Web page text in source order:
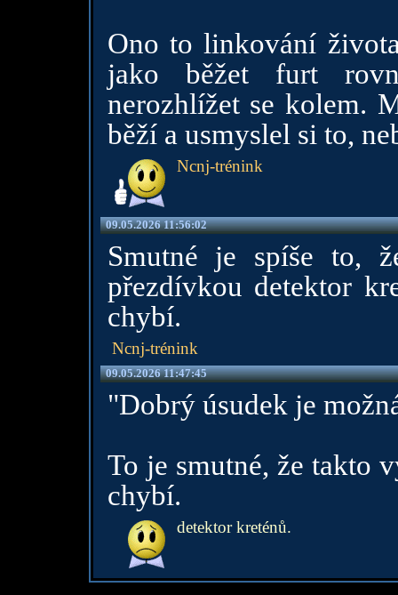
Ono to linkování
jako běžet furt
nerozhlížet se kolem.
běží a usmyslel si to,
Ncnj-trénink
09.05.2026 11:56:02
Smutné je spíše to,
přezdívkou detektor
chybí.
Ncnj-trénink
09.05.2026 11:47:45
"Dobrý úsudek je
To je smutné, že takto
chybí.
detektor kreténů.